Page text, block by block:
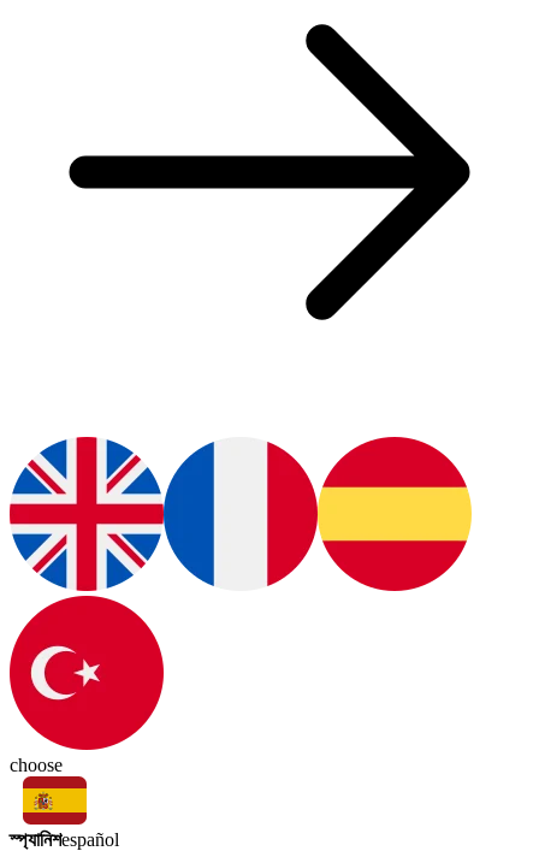
choose
স্প্যানিশespañol